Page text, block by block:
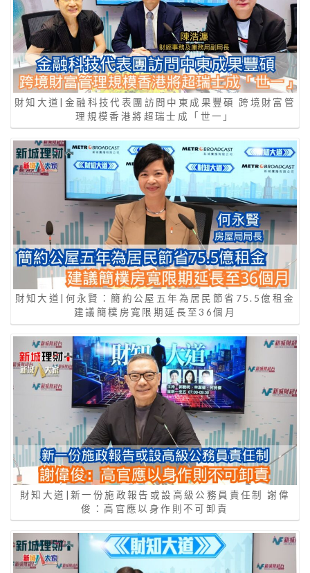
財知大道|金融科技代表團訪問中東成果豐碩 跨境財富管
理規模香港將超瑞士成「世一」
財知大道|何永賢：簡約公屋五年為居民節省75.5億租金
建議簡樸房寬限期延長至36個月
財知大道|新一份施政報告或設高級公務員責任制 謝偉
俊：高官應以身作則不可卸責